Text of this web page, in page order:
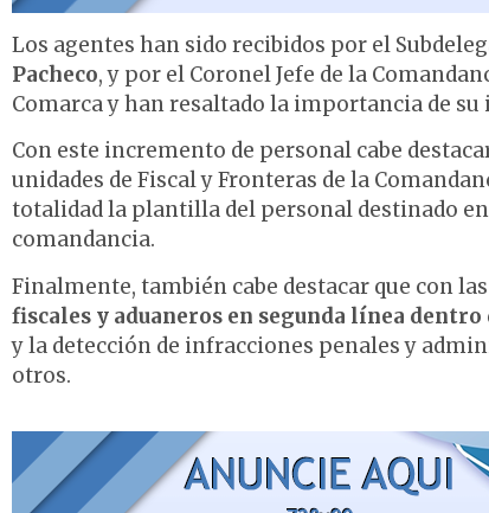
Los agentes han sido recibidos por el
Pacheco, y por el Coronel Jefe de la
Comarca y han resaltado la importancia de
Con este incremento de personal cabe
unidades de Fiscal y Fronteras de la
totalidad la plantilla del personal destinado en
comandancia.
Finalmente, también cabe destacar que con
fiscales y aduaneros en segunda línea dentro
y la detección de infracciones penales y
otros.